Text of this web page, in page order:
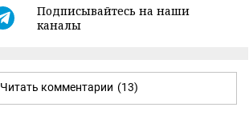
Подписывайтесь на наши
каналы
Читать комментарии (13)